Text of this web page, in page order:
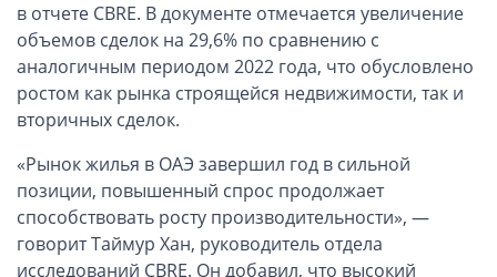
Платежная система Великобритании
Платежная система Маврикия
Платежная система Казахстана
ОАЭ, Дубай (компания и счёт)
Оффшоры на Сейшелах
Турция (компания и счёт)
в отчете CBRE. В документе отмечается увеличение
объемов сделок на 29,6% по сравнению с
аналогичным периодом 2022 года, что обусловлено
ростом как рынка строящейся недвижимости, так и
вторичных сделок.
«Рынок жилья в ОАЭ завершил год в сильной
позиции, повышенный спрос продолжает
способствовать росту производительности», —
говорит Таймур Хан, руководитель отдела
исследований CBRE. Он добавил, что высокий